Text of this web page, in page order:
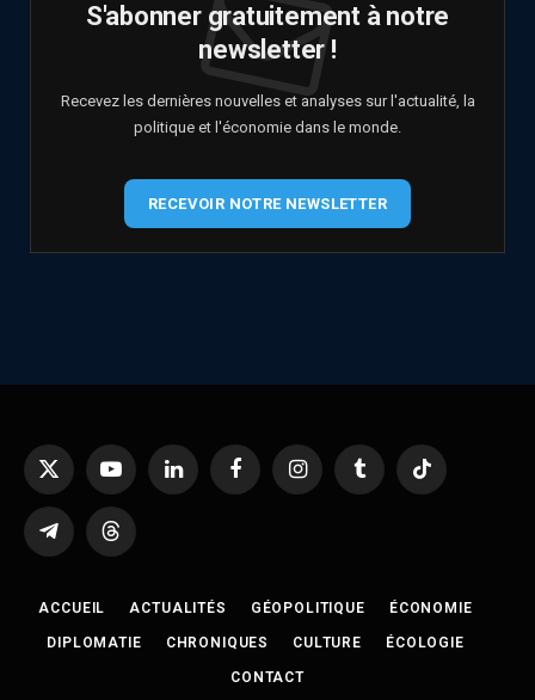
S'abonner gratuitement à notre
newsletter !
Recevez les dernières nouvelles et analyses sur l'actualité, la
politique et l'économie dans le monde.
RECEVOIR NOTRE NEWSLETTER
X
YouTubeLinkedIn FacebookInstagramTumblr TikTok
TelegramThreads
ACCUEIL ACTUALITÉS GÉOPOLITIQUE ÉCONOMIE
DIPLOMATIE CHRONIQUES CULTURE ÉCOLOGIE
CONTACT